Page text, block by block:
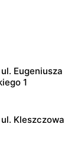
Eugeniusza
1
Kleszczowa